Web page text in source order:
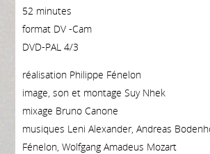
52 minutes
format DV -Cam
DVD-PAL 4/3
réalisation Philippe Fénelon
image, son et montage Suy Nhek
mixage Bruno Canone
musiques Leni Alexander, Andreas
Fénelon, Wolfgang Amadeus Mozart